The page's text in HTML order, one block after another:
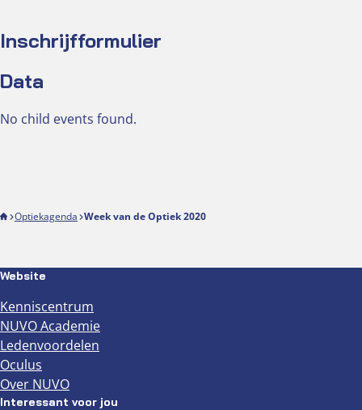
Optiekcentrum
Inschrijfformulier
Data
No child events found.
Optiekagenda Week van de Optiek 2020
Website
Kenniscentrum
NUVO Academie
Ledenvoordelen
Oculus
Over NUVO
Interessant voor jou